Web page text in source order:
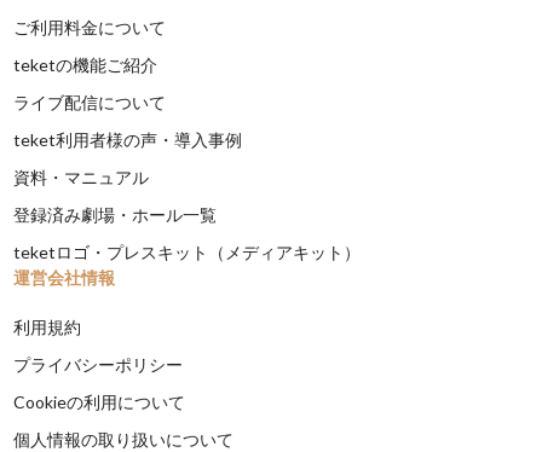
ご利用料金について
teketの機能ご紹介
ライブ配信について
teket利用者様の声・導入事例
資料・マニュアル
登録済み劇場・ホール一覧
teketロゴ・プレスキット（メディアキット）
運営会社情報
利用規約
プライバシーポリシー
Cookieの利用について
個人情報の取り扱いについて